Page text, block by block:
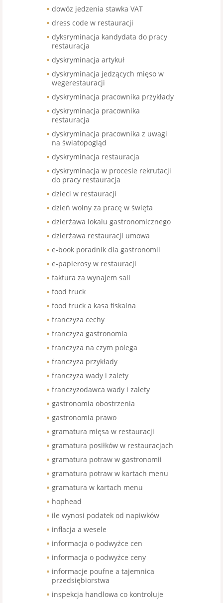
dowóz jedzenia stawka VAT
dress code w restauracji
dyksryminacja kandydata do pracy
restauracja
dyskryminacja artykuł
dyskryminacja jedzących mięso w
wegerestauracji
dyskryminacja pracownika przykłady
dyskryminacja pracownika
restauracja
dyskryminacja pracownika z uwagi
na światopogląd
dyskryminacja restauracja
dyskryminacja w procesie rekrutacji
do pracy restauracja
dzieci w restauracji
dzień wolny za pracę w święta
dzierżawa lokalu gastronomicznego
dzierżawa restauracji umowa
e-book poradnik dla gastronomii
e-papierosy w restauracji
faktura za wynajem sali
food truck
food truck a kasa fiskalna
franczyza cechy
franczyza gastronomia
franczyza na czym polega
franczyza przykłady
franczyza wady i zalety
franczyzodawca wady i zalety
gastronomia obostrzenia
gastronomia prawo
gramatura mięsa w restauracji
gramatura posiłków w restauracjach
gramatura potraw w gastronomii
gramatura potraw w kartach menu
gramatura w kartach menu
hophead
ile wynosi podatek od napiwków
inflacja a wesele
informacja o podwyżce cen
informacja o podwyżce ceny
informacje poufne a tajemnica
przedsiębiorstwa
inspekcja handlowa co kontroluje